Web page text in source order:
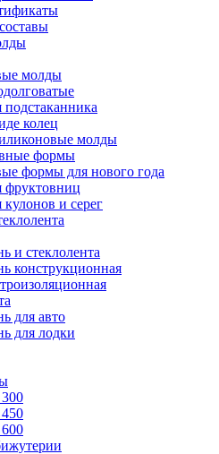
молды
колец
молды
формы
формы для нового года
и серег
и стеклолента
конструкционная
для авто
для лодки